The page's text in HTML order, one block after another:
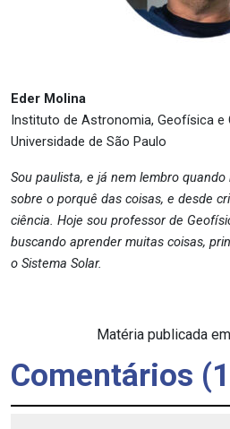
Eder Molina
Instituto de Astronomia, Geofísica
Universidade de São Paulo
Sou paulista, e já nem lembro
sobre o porquê das coisas, e desde
ciência. Hoje sou professor de
buscando aprender muitas coisas,
o Sistema Solar.
Matéria publicada
Comentários